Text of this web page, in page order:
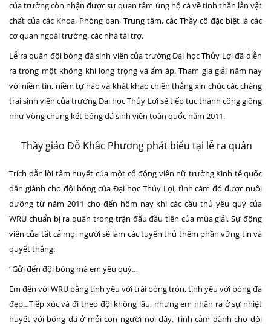
của trường còn nhận được sự quan tâm ủng hộ cả về tinh thần lẫn vật
chất của các Khoa, Phòng ban, Trung tâm, các Thầy cô đặc biệt là các
cơ quan ngoài trường, các nhà tài trợ.
Lễ ra quân đội bóng đá sinh viên của trường Đại học Thủy Lợi đã diễn
ra trong một không khí long trọng và ấm áp. Tham gia giải năm nay
với niềm tin, niềm tự hào và khát khao chiến thắng xin chúc các chàng
trai sinh viên của trường Đại học Thủy Lợi sẽ tiếp tục thành công giống
như Vòng chung kết bóng đá sinh viên toàn quốc năm 2011.
Thầy giáo Đỗ Khắc Phương phát biểu tại lễ ra quân
Trích dẫn lời tâm huyết của một cổ động viên nữ trường Kinh tế quốc
dân giành cho đội bóng của Đại học Thủy Lợi, tình cảm đó được nuôi
dưỡng từ năm 2011 cho đến hôm nay khi các cầu thủ yêu quý của
WRU chuẩn bị ra quân trong trận đấu đầu tiên của mùa giải. Sự động
viên của tất cả mọi người sẽ làm các tuyển thủ thêm phần vững tin và
quyết thắng:
“Gửi đến đội bóng mà em yêu quý…
Em đến với WRU bằng tình yêu với trái bóng tròn, tình yêu với bóng đá
đẹp…Tiếp xúc và đi theo đội không lâu, nhưng em nhận ra ở sự nhiệt
huyết với bóng đá ở mỗi con người nơi đây. Tình cảm dành cho đội